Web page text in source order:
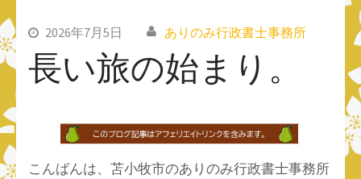
2026年7月5日 ありのみ行政書士事務所
長い旅の始まり。
こんばんは、苫小牧市のありのみ行政書士事務所